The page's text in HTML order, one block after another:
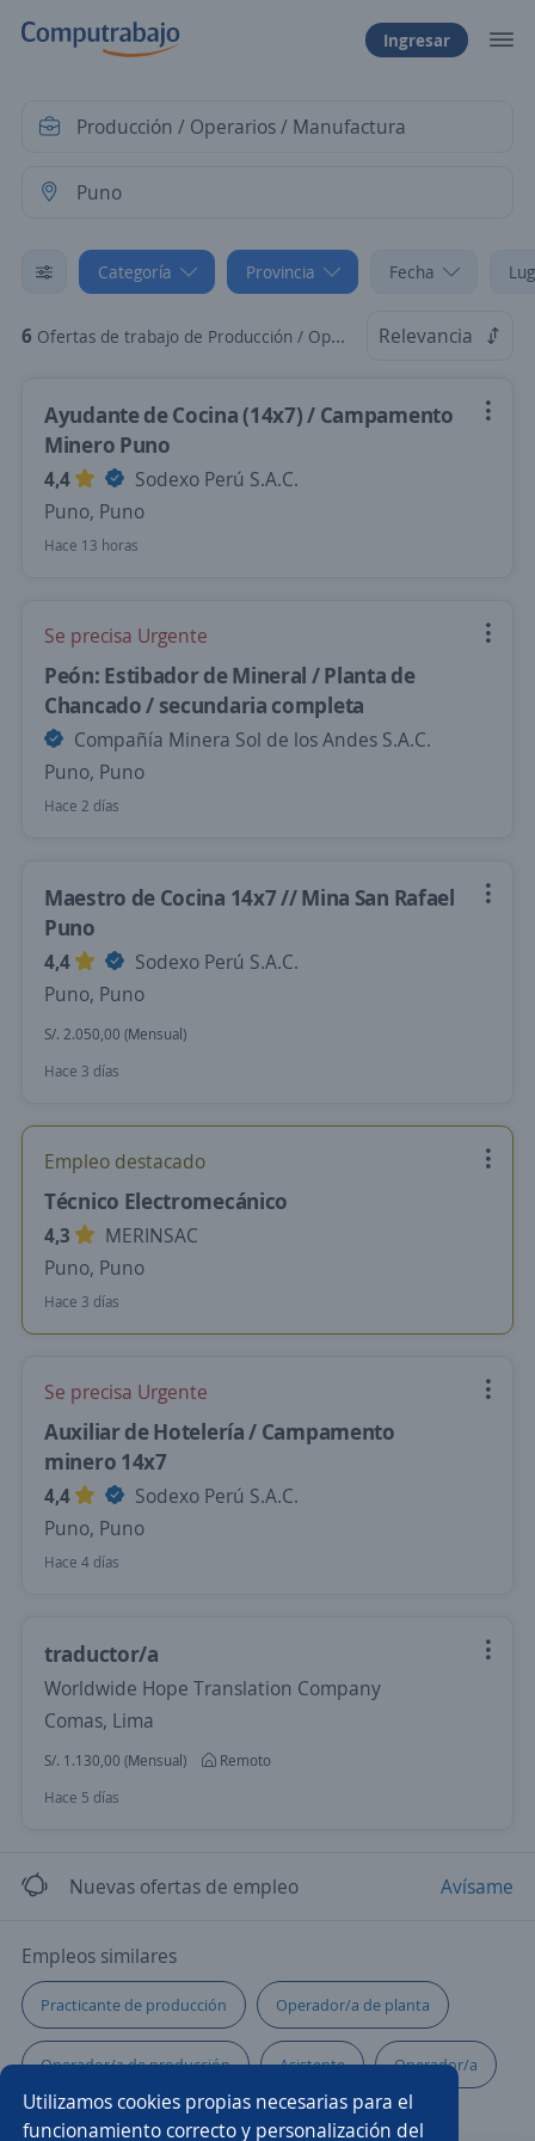
Ingresar
Categoría Provincia Fecha
6 Ofertas de trabajo de Producción / Operarios / Manufactura en Puno, Puno Relevancia
Ayudante de Cocina (14x7) / Campamento
Minero Puno
4,4
Sodexo Perú S.A.C.
Puno, Puno
Hace 13 horas
Se precisa Urgente
Peón: Estibador de Mineral / Planta de
Chancado / secundaria completa
Compañía Minera Sol de los Andes S.A.C.
Puno, Puno
Hace 2 días
Maestro de Cocina 14x7 // Mina San Rafael
Puno
4,4
Sodexo Perú S.A.C.
Puno, Puno
S/. 2.050,00 (Mensual)
Hace 3 días
Empleo destacado
Técnico Electromecánico
4,3
MERINSAC
Puno, Puno
Hace 3 días
Se precisa Urgente
Auxiliar de Hotelería / Campamento
minero 14x7
4,4
Sodexo Perú S.A.C.
Puno, Puno
Hace 4 días
traductor/a
Worldwide Hope Translation Company
Comas, Lima
S/. 1.130,00 (Mensual)
Remoto
Hace 5 días
Nuevas ofertas de empleo Avísame
Empleos similares
Practicante de producción Operador/a de planta
Operador/a de producción Asistente Operador/a
Operario/a de almacén Ayudante de producción
Utilizamos cookies propias necesarias para el
funcionamiento correcto y personalización del